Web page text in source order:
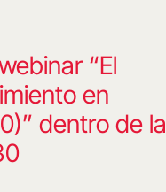
“El
en
dentro de la